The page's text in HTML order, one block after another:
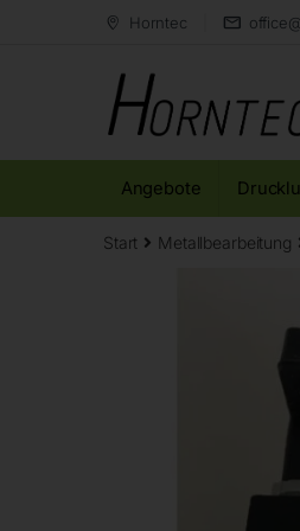
Horntec
Angebote
Start Metallbearbeitung